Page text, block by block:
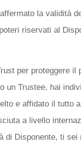
la validità
riservati al
per proteggere il
un Trustee, hai
e affidato il tutto
a livello
di Disponente, ti sei